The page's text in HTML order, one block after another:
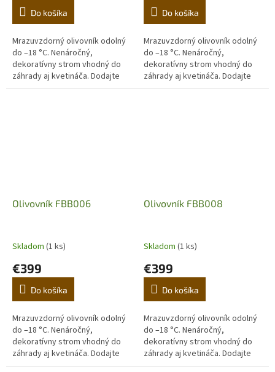
Do košíka
Mrazuvzdorný olivovník odolný
do –18 °C. Nenáročný,
dekoratívny strom vhodný do
záhrady aj kvetináča. Dodajte
domovu stredomorskú
Do košíka
Mrazuvzdorný olivovník odolný
do –18 °C. Nenáročný,
dekoratívny strom vhodný do
záhrady aj kvetináča. Dodajte
domovu stredomorskú
Olivovník FBB006
Skladom (1 ks)
€399
Do košíka
Mrazuvzdorný olivovník odolný
do –18 °C. Nenáročný,
dekoratívny strom vhodný do
záhrady aj kvetináča. Dodajte
domovu stredomorskú
Olivovník FBB008
Skladom (1 ks)
€399
Do košíka
Mrazuvzdorný olivovník odolný
do –18 °C. Nenáročný,
dekoratívny strom vhodný do
záhrady aj kvetináča. Dodajte
domovu stredomorskú